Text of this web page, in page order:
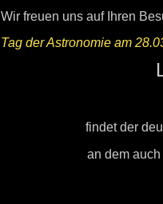
Wir freuen uns auf Ihren
Tag der Astronomie am
findet der
an dem